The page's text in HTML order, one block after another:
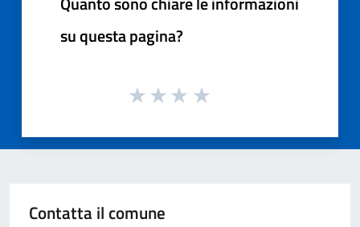
su questa pagina?
Contatta il comune